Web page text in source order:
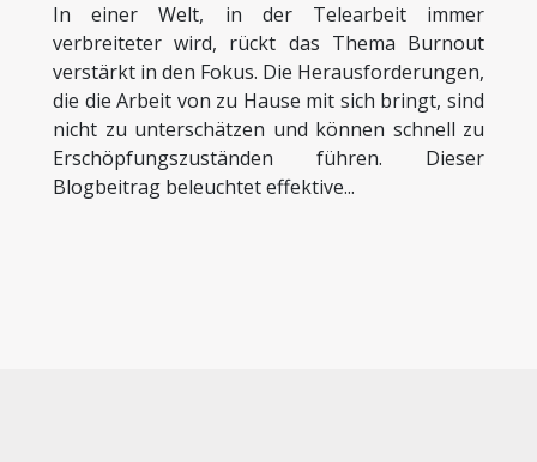
In einer Welt, in der Telearbeit immer
verbreiteter wird, rückt das Thema Burnout
verstärkt in den Fokus. Die Herausforderungen,
die die Arbeit von zu Hause mit sich bringt, sind
nicht zu unterschätzen und können schnell zu
Erschöpfungszuständen führen. Dieser
Blogbeitrag beleuchtet effektive...